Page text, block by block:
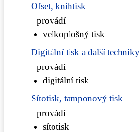
Ofset, knihtisk
provádí
velkoplošný tisk
Digitální tisk a další techniky
provádí
digitální tisk
Sítotisk, tamponový tisk
provádí
sítotisk